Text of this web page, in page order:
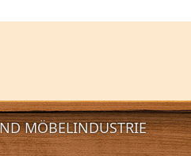
MÖBELINDUSTRIE